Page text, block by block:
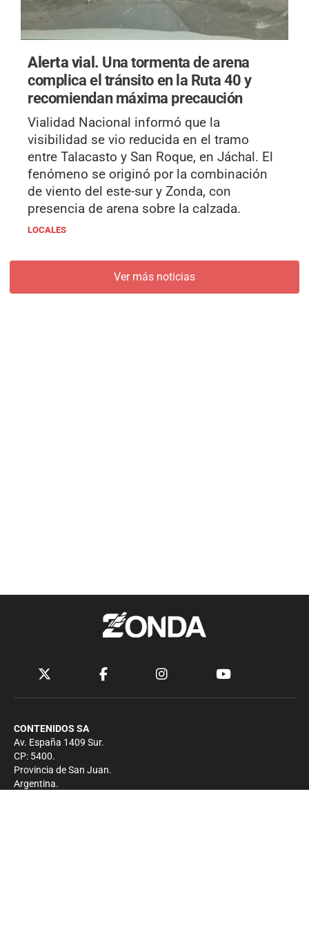
Alerta vial. Una tormenta de arena
complica el tránsito en la Ruta 40 y
recomiendan máxima precaución
Vialidad Nacional informó que la
visibilidad se vio reducida en el tramo
entre Talacasto y San Roque, en Jáchal. El
fenómeno se originó por la combinación
de viento del este-sur y Zonda, con
presencia de arena sobre la calzada.
LOCALES
Ver más noticias
CONTENIDOS SA
Av. España 1409 Sur.
CP: 5400.
Provincia de San Juan.
Argentina.